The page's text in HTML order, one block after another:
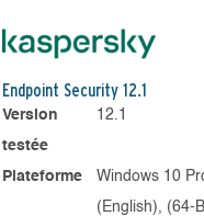
Endpoint Security 12.1
Version
testée
12.1
Plateforme
Windows 10
(English), (64-